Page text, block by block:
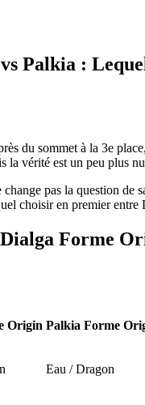
Palkia :
du sommet à la 3e
la vérité est un peu plus
pas la question de
choisir en premier entre
Dialga Forme
Origin Palkia Forme
Eau / Dragon